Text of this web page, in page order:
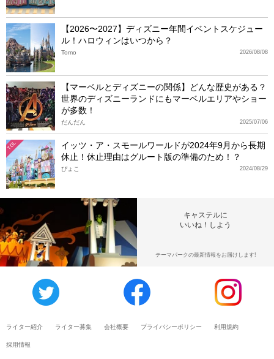
【2026〜2027】ディズニー年間イベントスケジュー
ル！ハロウィンはいつから？
2026/08/08
Tomo
【マーベルとディズニーの関係】どんな歴史がある？
世界のディズニーランドにもマーベルエリアやショー
が多数！
2025/07/06
だんだん
TDL
イッツ・ア・スモールワールドが2024年9月から長期
休止！休止理由はグルート版の準備のため！？
2024/08/29
ぴょこ
キャステルに
いいね！しよう
テーマパークの最新情報をお届けします!
ライター紹介 ライター募集 会社概要 プライバシーポリシー 利用規約
採用情報